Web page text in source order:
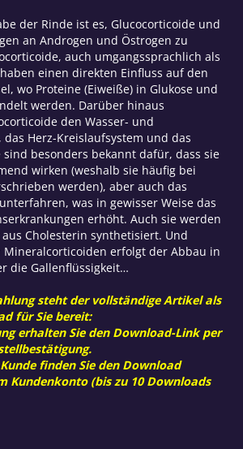
der Rinde ist es, Glucocorticoide und
an Androgen und Östrogen zu
auch umgangssprachlich als
einen direkten Einfluss auf den
wo Proteine (Eiweiße) in Glukose und
werden. Darüber hinaus
den Wasser- und
Herz-Kreislaufsystem und das
sind besonders bekannt dafür, dass sie
wirken (weshalb sie häufig bei
werden), aber auch das
was in gewisser Weise das
erhöht. Auch sie werden
Cholesterin synthetisiert. Und
Mineralcorticoiden erfolgt der Abbau in
die Gallenflüssigkeit…
steht der vollständige Artikel als
für Sie bereit:
erhalten Sie den Download-Link per
finden Sie den Download
Kundenkonto (bis zu 10 Downloads